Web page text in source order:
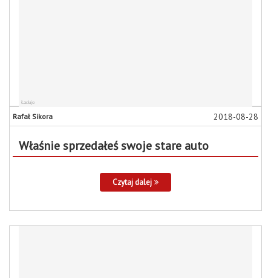
Rafał Sikora 2018-08-28
Właśnie sprzedałeś swoje stare auto
Czytaj dalej